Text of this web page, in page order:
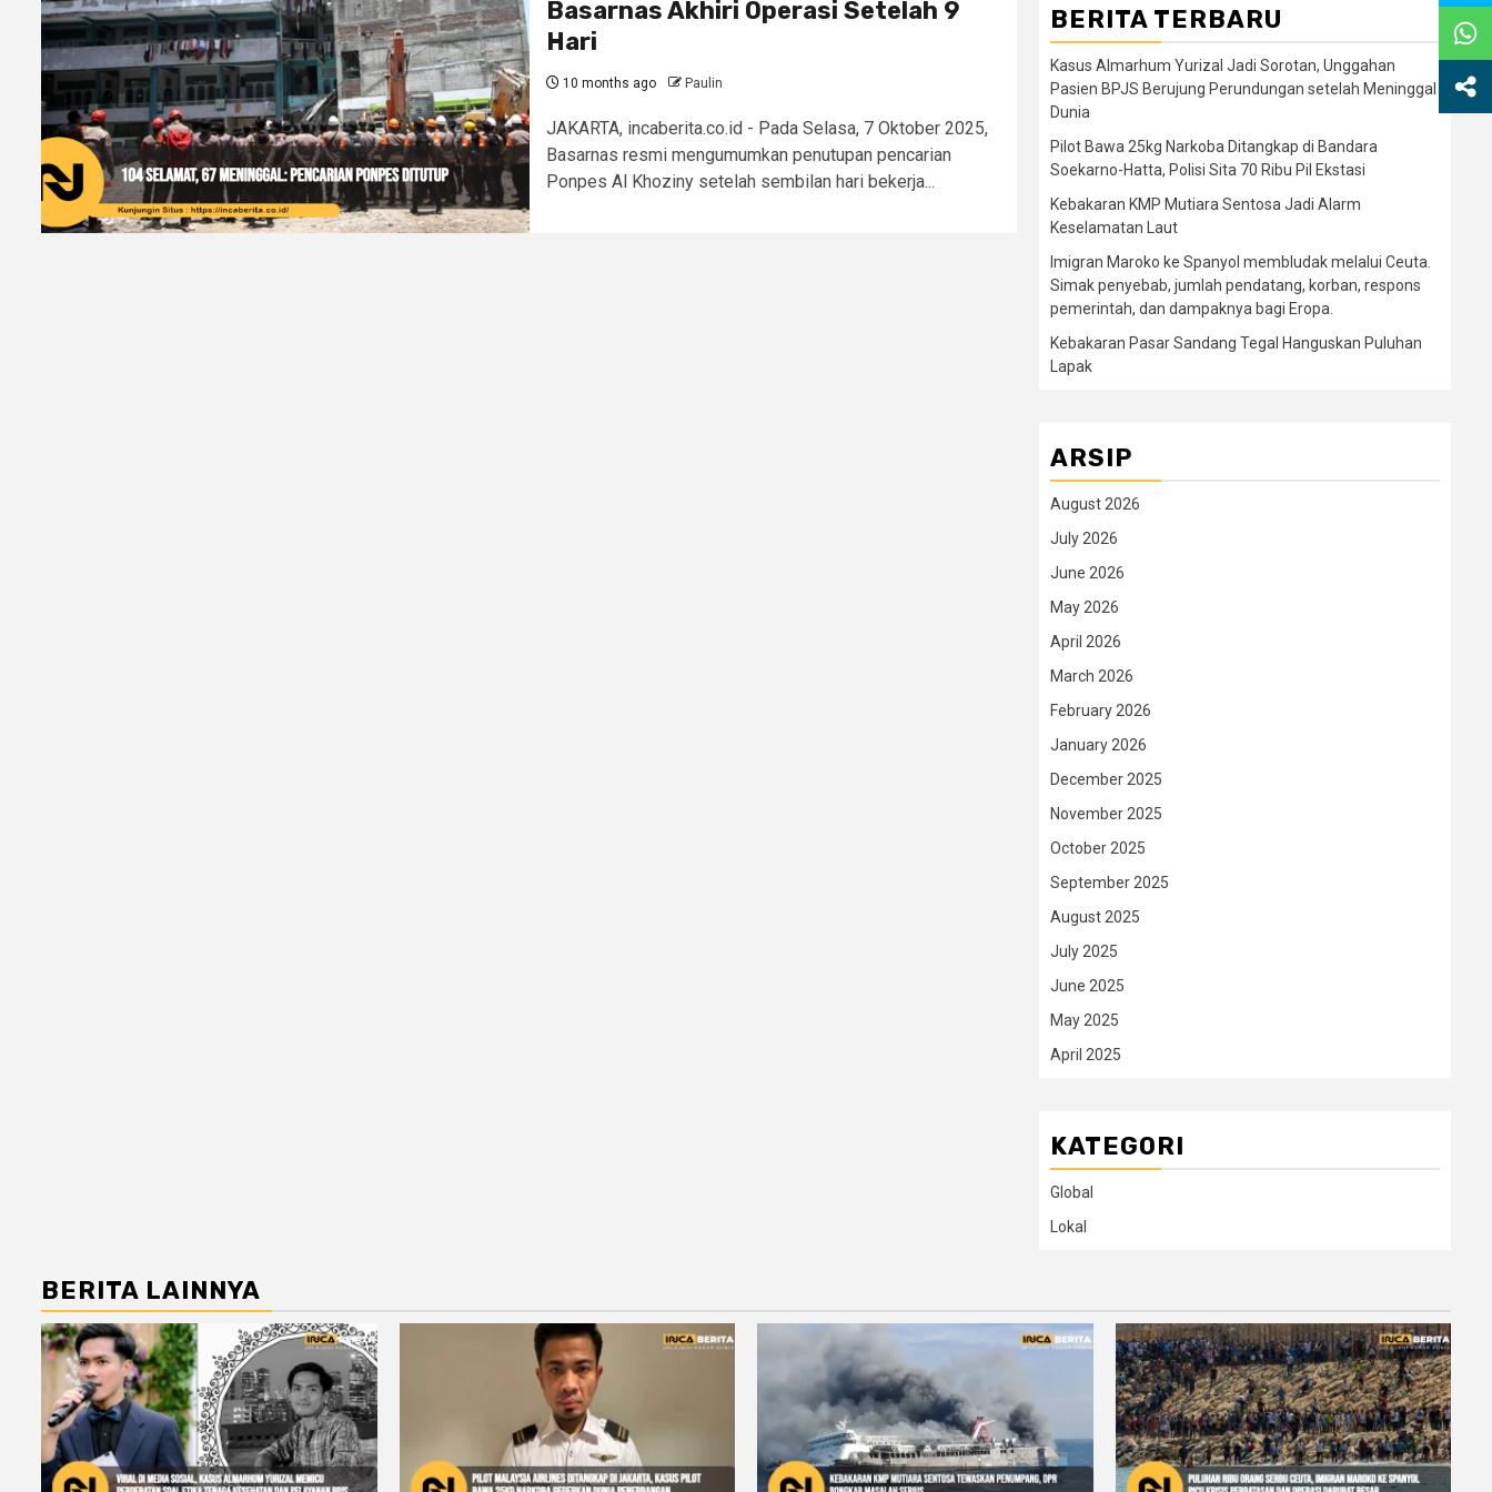
Basarnas Akhiri Operasi Setelah 9
Hari
10 months ago Paulin
JAKARTA, incaberita.co.id - Pada Selasa, 7 Oktober 2025,
Basarnas resmi mengumumkan penutupan pencarian
Ponpes Al Khoziny setelah sembilan hari bekerja...
BERITA TERBARU
Kasus Almarhum Yurizal Jadi Sorotan, Unggahan
Pasien BPJS Berujung Perundungan setelah Meninggal
Dunia
Pilot Bawa 25kg Narkoba Ditangkap di Bandara
Soekarno-Hatta, Polisi Sita 70 Ribu Pil Ekstasi
Kebakaran KMP Mutiara Sentosa Jadi Alarm
Keselamatan Laut
Imigran Maroko ke Spanyol membludak melalui Ceuta.
Simak penyebab, jumlah pendatang, korban, respons
pemerintah, dan dampaknya bagi Eropa.
Kebakaran Pasar Sandang Tegal Hanguskan Puluhan
Lapak
ARSIP
August 2026
July 2026
June 2026
May 2026
April 2026
March 2026
February 2026
January 2026
December 2025
November 2025
October 2025
September 2025
August 2025
July 2025
June 2025
May 2025
April 2025
KATEGORI
Global
Lokal
BERITA LAINNYA